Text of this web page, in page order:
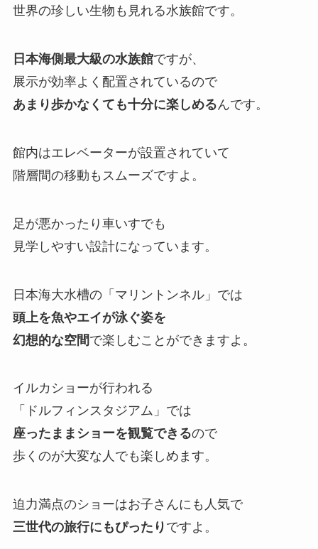
世界の珍しい生物も見れる水族館です。
日本海側最大級の水族館ですが、
展示が効率よく配置されているので
あまり歩かなくても十分に楽しめるんです。
館内はエレベーターが設置されていて
階層間の移動もスムーズですよ。
足が悪かったり車いすでも
見学しやすい設計になっています。
日本海大水槽の「マリントンネル」では
頭上を魚やエイが泳ぐ姿を
幻想的な空間で楽しむことができますよ。
イルカショーが行われる
「ドルフィンスタジアム」では
座ったままショーを観覧できるので
歩くのが大変な人でも楽しめます。
迫力満点のショーはお子さんにも人気で
三世代の旅行にもぴったり ですよ。